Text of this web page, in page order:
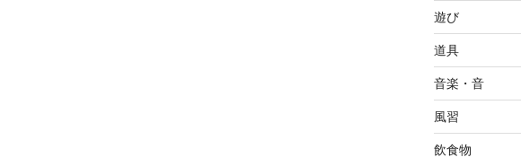
遊び
道具
音楽・音
風習
飲食物